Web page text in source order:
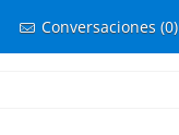
Conversaciones (0)